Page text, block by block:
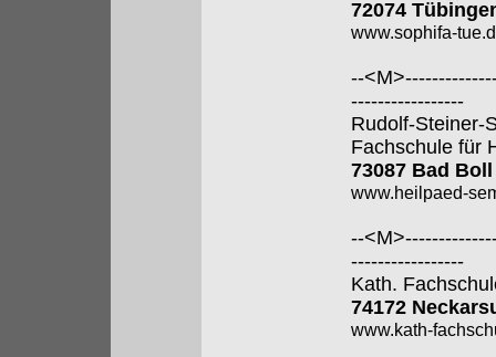
72074
www.sophifa-
--
-----------------
Rudolf-Steiner-
Fachschule für
73087 Bad Boll
www.heilpaed-
--
-----------------
Kath.
74172
www.kath-